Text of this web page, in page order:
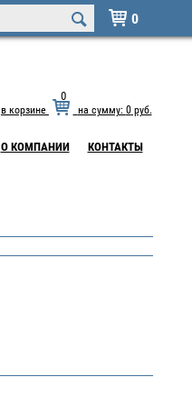
 0
в корзине
0
на сумму: 0руб.
О КОМПАНИИ КОНТАКТЫ